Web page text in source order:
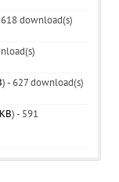
download(s)
) - 627 download(s)
) - 591